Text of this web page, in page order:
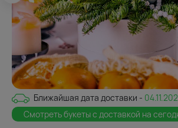
Ближайшая дата доставки -
Смотреть букеты с доставкой на